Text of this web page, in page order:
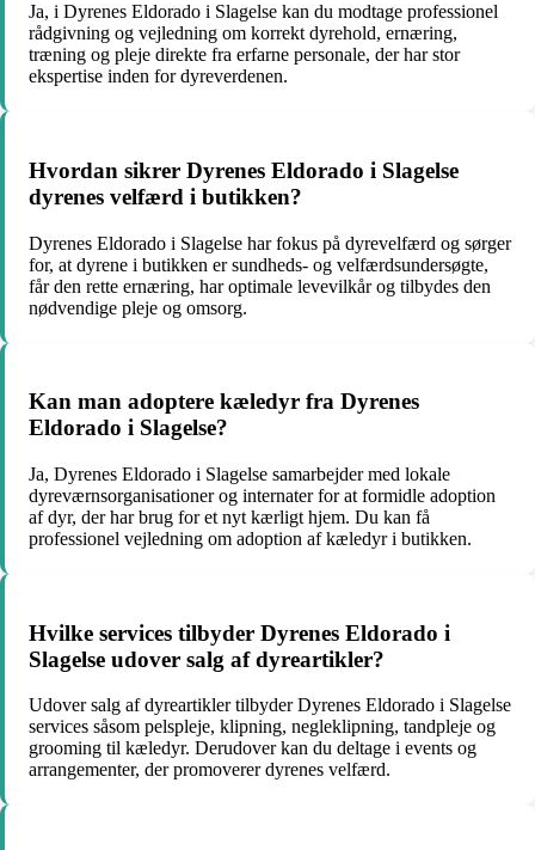
Ja, i Dyrenes Eldorado i Slagelse kan du modtage professionel
rådgivning og vejledning om korrekt dyrehold, ernæring,
træning og pleje direkte fra erfarne personale, der har stor
ekspertise inden for dyreverdenen.
Hvordan sikrer Dyrenes Eldorado i Slagelse
dyrenes velfærd i butikken?
Dyrenes Eldorado i Slagelse har fokus på dyrevelfærd og sørger
for, at dyrene i butikken er sundheds- og velfærdsundersøgte,
får den rette ernæring, har optimale levevilkår og tilbydes den
nødvendige pleje og omsorg.
Kan man adoptere kæledyr fra Dyrenes
Eldorado i Slagelse?
Ja, Dyrenes Eldorado i Slagelse samarbejder med lokale
dyreværnsorganisationer og internater for at formidle adoption
af dyr, der har brug for et nyt kærligt hjem. Du kan få
professionel vejledning om adoption af kæledyr i butikken.
Hvilke services tilbyder Dyrenes Eldorado i
Slagelse udover salg af dyreartikler?
Udover salg af dyreartikler tilbyder Dyrenes Eldorado i Slagelse
services såsom pelspleje, klipning, negleklipning, tandpleje og
grooming til kæledyr. Derudover kan du deltage i events og
arrangementer, der promoverer dyrenes velfærd.